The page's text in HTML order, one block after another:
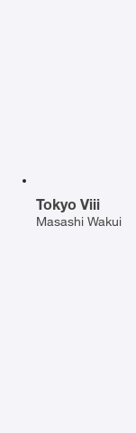
Tokyo Viii
Masashi Wakui